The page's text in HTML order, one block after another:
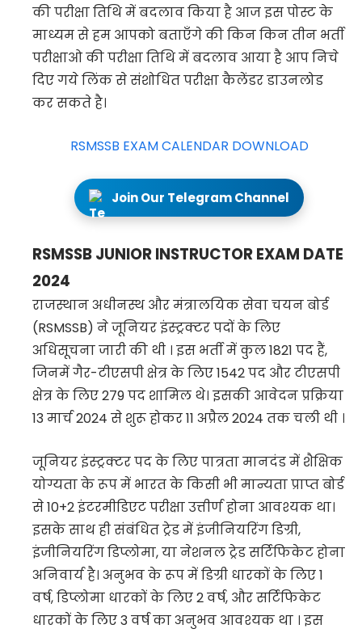
की परीक्षा तिथि में बदलाव किया है आज इस पोस्ट के
माध्यम से हम आपको बताएँगे की किन किन तीन भर्ती
परीक्षाओ की परीक्षा तिथि में बदलाव आया है आप निचे
दिए गये लिंक से संशोधित परीक्षा कैलेंडर डाउनलोड
कर सकते है।
RSMSSB EXAM CALENDAR DOWNLOAD
Join Our Telegram Channel
RSMSSB JUNIOR INSTRUCTOR EXAM DATE
2024
राजस्थान अधीनस्थ और मंत्रालयिक सेवा चयन बोर्ड
(RSMSSB) ने जूनियर इंस्ट्रक्टर पदों के लिए
अधिसूचना जारी की थी । इस भर्ती में कुल 1821 पद हैं,
जिनमें गैर-टीएसपी क्षेत्र के लिए 1542 पद और टीएसपी
क्षेत्र के लिए 279 पद शामिल थे। इसकी आवेदन प्रक्रिया
13 मार्च 2024 से शुरू होकर 11 अप्रैल 2024 तक चली थी ।
जूनियर इंस्ट्रक्टर पद के लिए पात्रता मानदंड में शैक्षिक
योग्यता के रूप में भारत के किसी भी मान्यता प्राप्त बोर्ड
से 10+2 इंटरमीडिएट परीक्षा उत्तीर्ण होना आवश्यक था।
इसके साथ ही संबंधित ट्रेड में इंजीनियरिंग डिग्री,
इंजीनियरिंग डिप्लोमा, या नेशनल ट्रेड सर्टिफिकेट होना
अनिवार्य है। अनुभव के रूप में डिग्री धारकों के लिए 1
वर्ष, डिप्लोमा धारकों के लिए 2 वर्ष, और सर्टिफिकेट
धारकों के लिए 3 वर्ष का अनुभव आवश्यक था । इस